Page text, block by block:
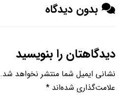
بدون دیدگاه
دیدگاهتان را بنویسید
نشانی ایمیل شما منتشر نخواهد شد.
علامت‌گذاری شده‌اند*